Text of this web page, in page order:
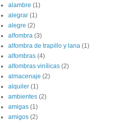
alambre (1)
alegrar (1)
alegre (2)
alfombra (3)
alfombra de trapillo y lana (1)
alfombras (4)
alfombras vinílicas (2)
almacenaje (2)
alquiler (1)
ambientes (2)
amigas (1)
amigos (2)